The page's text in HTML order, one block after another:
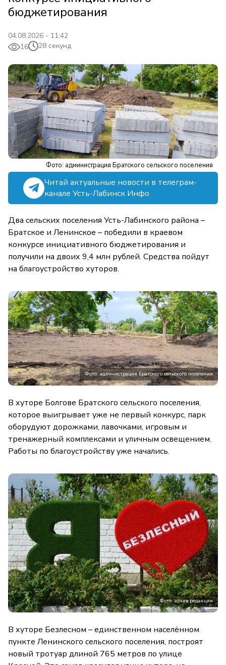
бюджетирования
04.08.2026 - 11:42
16
28 секунд
Фото: администрация Братского сельского поселения
Читай актуальные новости в телеграм-
канале Усть-Лабинск Инфо
Два сельских поселения Усть-Лабинского района –
Братское и Ленинское – победили в краевом
конкурсе инициативного бюджетирования и
получили на двоих 9,4 млн рублей. Средства пойдут
на благоустройство хуторов.
Фото: администрация Братского сельского поселения
В хуторе Болгове Братского сельского поселения,
которое выигрывает уже не первый конкурс, парк
оборудуют дорожками, лавочками, игровым и
тренажерный комплексами и уличным освещением.
Работы по благоустройству уже начались.
Фото: архив редакции
В хуторе Безлесном – единственном населённом
пункте Ленинского сельского поселения, построят
новый тротуар длиной 765 метров по улице